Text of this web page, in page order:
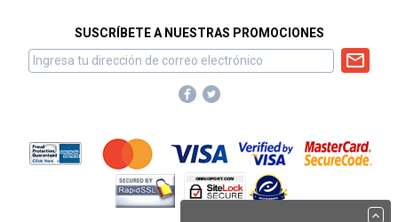
SUSCRÍBETE A NUESTRAS PROMOCIONES